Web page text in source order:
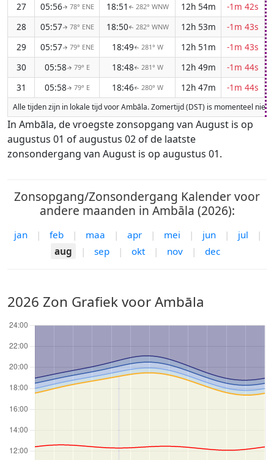
27
05:56↑ 78° ENE 18:51 ↑ 282° WNW 12h 54m
-1m 42s
28
05:57↑ 78° ENE 18:50↑ 282° WNW 12h 53m
-1m 43s
29
05:57↑ 79° ENE 18:49↑ 281° W 12h 51m
-1m 43s
30
05:58↑ 79° E 18:48↑ 281° W 12h 49m
-1m 44s
31
05:58↑ 79° E 18:46↑ 280° W 12h 47m -1m 44s
Alle tijden zijn in lokale tijd voor Ambāla. Zomertijd (DST) is momenteel niet
In Ambāla, de vroegste zonsopgang van August is op
augustus 01 of augustus 02 of de laatste
zonsondergang van August is op augustus 01.
Zonsopgang/Zonsondergang Kalender voor
andere maanden in Ambāla (2026):
jan | feb | maa | apr | mei | jun | jul
|
aug
| sep | okt | nov | dec
2026 Zon Grafiek voor Ambāla